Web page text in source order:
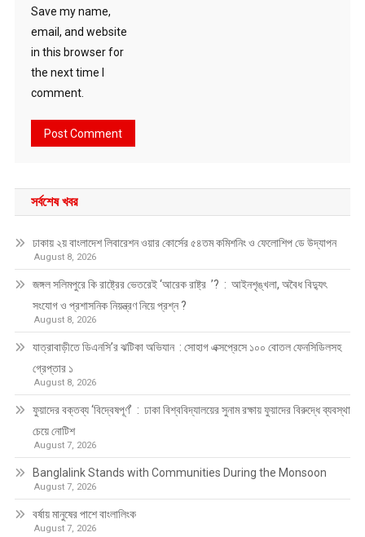
Save my name,
email, and website
in this browser for
the next time I
comment.
সর্বশেষ খবর
ঢাকায় ২য় বাংলাদেশ লিবারেশন ওয়ার কোর্সের ৫৪তম কমিশনিং ও ফেলোশিপ ডে উদ্‌যাপন
August 8, 2026
জঙ্গল সলিমপুরে কি রাষ্ট্রের ভেতরেই ‘আরেক রাষ্ট্র ’? : আইনশৃঙ্খলা, অবৈধ বিদ্যুৎ
সংযোগ ও প্রশাসনিক নিয়ন্ত্রণ নিয়ে প্রশ্ন ?
August 8, 2026
যাত্রাবাড়ীতে ডিএনসি’র ঝটিকা অভিযান : সোহাগ এক্সপ্রেসে ১০০ বোতল ফেনসিডিলসহ
গ্রেপ্তার ১
August 8, 2026
ফুয়াদের বক্তব্য ‘বিদ্বেষপূর্ণ’ : ঢাকা বিশ্ববিদ্যালয়ের সুনাম রক্ষায় ফুয়াদের বিরুদ্ধে ব্যবস্থা
চেয়ে নোটিশ
August 7, 2026
Banglalink Stands with Communities During the Monsoon
August 7, 2026
বর্ষায় মানুষের পাশে বাংলালিংক
August 7, 2026